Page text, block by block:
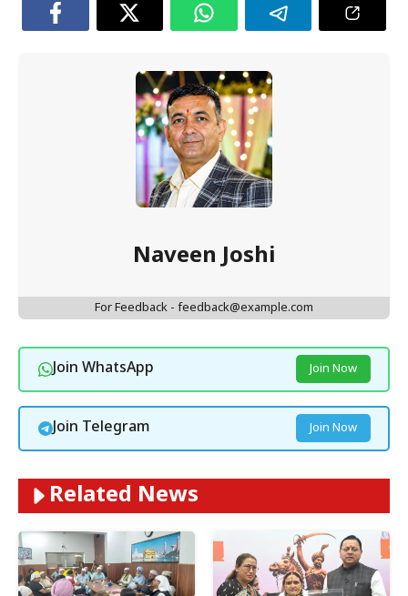
Naveen Joshi
For Feedback - feedback@example.com
Join WhatsApp Join Now
Join Telegram Join Now
Related News